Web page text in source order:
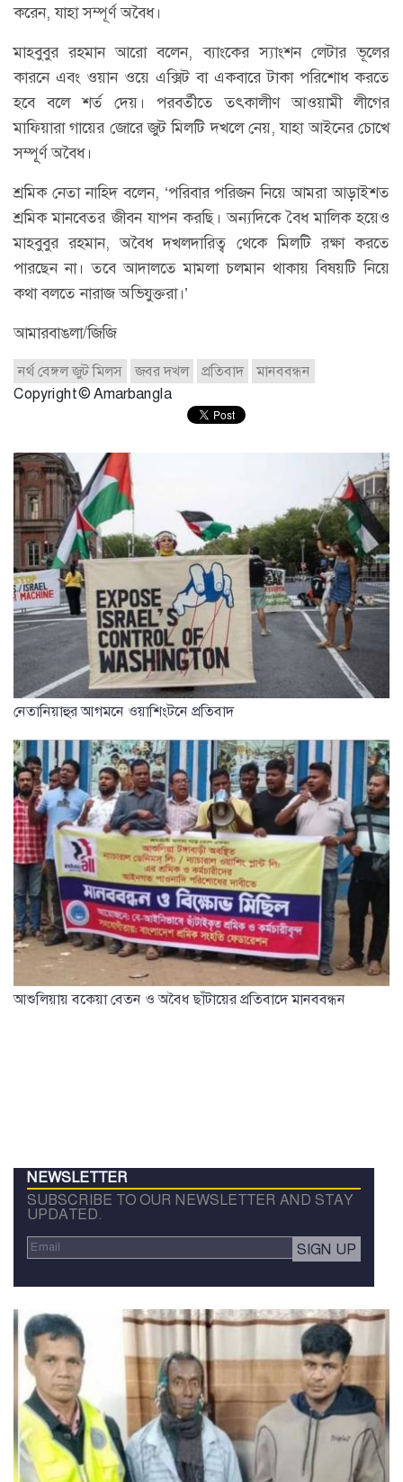
করেন, যাহা সম্পূর্ণ অবৈধ।
মাহবুবুর রহমান আরো বলেন, ব্যাংকের স্যাংশন লেটার ভূলের
কারনে এবং ওয়ান ওয়ে এক্সিট বা একবারে টাকা পরিশোধ করতে
হবে বলে শর্ত দেয়। পরবর্তীতে তৎকালীণ আওয়ামী লীগের
মাফিয়ারা গায়ের জোরে জুট মিলটি দখলে নেয়, যাহা আইনের চোখে
সম্পূূর্ণ অবৈধ।
শ্রমিক নেতা নাহিদ বলেন, ‘পরিবার পরিজন নিয়ে আমরা আড়াইশত
শ্রমিক মানবেতর জীবন যাপন করছি। অন্যদিকে বৈধ মালিক হয়েও
মাহবুবুর রহমান, অবৈধ দখলদারিত্ব থেকে মিলটি রক্ষা করতে
পারছেন না। তবে আদালতে মামলা চলমান থাকায় বিষয়টি নিয়ে
কথা বলতে নারাজ অভিযুক্তরা।’
আমারবাঙলা/জিজি
নর্থ বেঙ্গল জুট মিলস জবর দখল প্রতিবাদ
মানববন্ধন
Copyright © Amarbangla
নেতানিয়াহুর আগমনে ওয়াশিংটনে প্রতিবাদ
আশুলিয়ায় বকেয়া বেতন ও অবৈধ ছাঁটায়ের প্রতিবাদে মানববন্ধন
NEWSLETTER
SUBSCRIBE TO OUR NEWSLETTER AND STAY
UPDATED.